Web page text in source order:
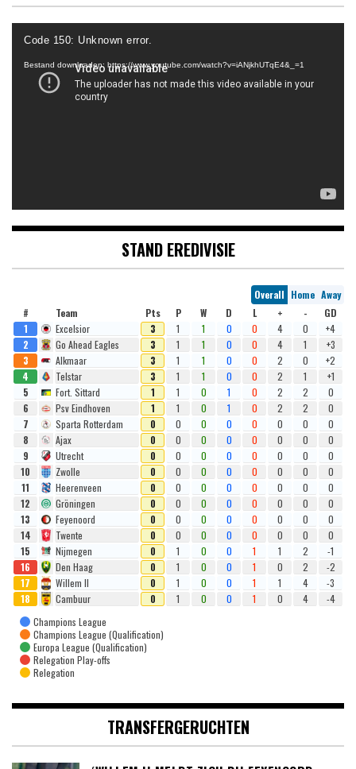
Videospeler
Code 150: Unknown error.
Bestand downloaden: https://www.youtube.com/watch?v=iANjkhUTqE4&_=1
STAND EREDIVISIE
Overall Home Away
#
Team Pts P W D L + -
GD
1
Excelsior 3 1 1 0 0 4 0
+4
2
Go Ahead Eagles 3 1 1 0 0 4 1
+3
3
Alkmaar 3 1 1 0 0 2 0
+2
4
Telstar 3 1 1 0 0 2 1
+1
5
Fort. Sittard 1 1 0 1 0 2 2
0
6
Psv Eindhoven 1 1 0 1 0 2 2
0
7
Sparta Rotterdam 0 0 0 0 0 0 0
0
8
Ajax 0 0 0 0 0 0 0
0
9
Utrecht 0 0 0 0 0 0 0
0
10
Zwolle 0 0 0 0 0 0 0
0
11
Heerenveen 0 0 0 0 0 0 0
0
12
Gröningen 0 0 0 0 0 0 0
0
13
Feyenoord 0 0 0 0 0 0 0
0
14
Twente 0 0 0 0 0 0 0
0
15
Nijmegen 0 1 0 0 1 1 2
-1
16
Den Haag 0 1 0 0 1 0 2
-2
17
Willem II 0 1 0 0 1 1 4
-3
18
Cambuur 0 1 0 0 1 0 4
-4
Champions League
Champions League (Qualification)
Europa League (Qualification)
Relegation Play-offs
Relegation
TRANSFERGERUCHTEN